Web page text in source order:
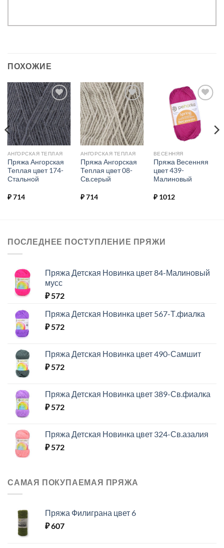
ПОХОЖИЕ
Добавить в
избранное.
АНГОРСКАЯ ТЕПЛАЯ
Пряжа Ангорская
Теплая цвет 174-
Стальной
₽714
Добавить в
избранное.
АНГОРСКАЯ ТЕПЛАЯ
Пряжа Ангорская
Теплая цвет 08-
Св.серый
₽714
Добавить в
избранное.
ВЕСЕННЯЯ
Пряжа Весенняя
цвет 439-
Малиновый
₽1012
ПОСЛЕДНЕЕ ПОСТУПЛЕНИЕ ПРЯЖИ
Пряжа Детская Новинка цвет 84-Малиновый
мусс
₽572
Пряжа Детская Новинка цвет 567-Т.фиалка
₽572
Пряжа Детская Новинка цвет 490-Самшит
₽572
Пряжа Детская Новинка цвет 389-Св.фиалка
₽572
Пряжа Детская Новинка цвет 324-Св.азалия
₽572
САМАЯ ПОКУПАЕМАЯ ПРЯЖА
Пряжа Филиграна цвет 6
₽607